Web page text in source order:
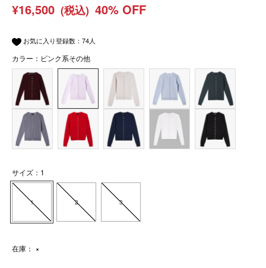
¥16,500 (税込) 40% OFF
お気に入り登録数： 74人
カラー：ピンク系その他
サイズ：1
1 2 3
在庫： ×